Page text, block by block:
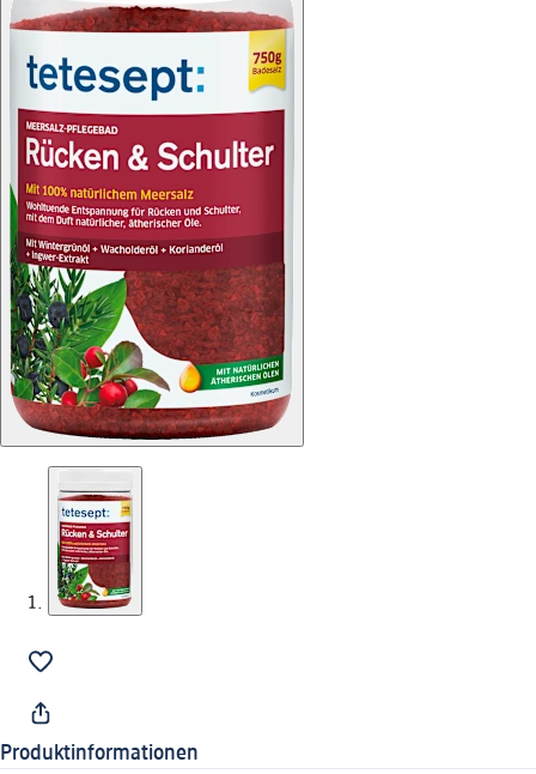
Produktinformationen